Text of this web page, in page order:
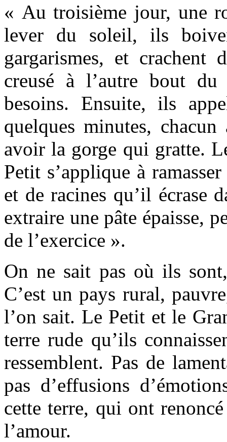
« Au troisième jour, une
lever du soleil, ils
gargarismes, et
creusé à l’autre bout
besoins. Ensuite, ils
quelques minutes,
avoir la gorge qui gratte.
Petit s’applique à
et de racines qu’il écrase
extraire une pâte épaisse,
de l’exercice ».
On ne sait pas où ils
C’est un pays rural,
l’on sait. Le Petit et le
terre rude qu’ils
ressemblent. Pas de
pas d’effusions
cette terre, qui ont
l’amour.